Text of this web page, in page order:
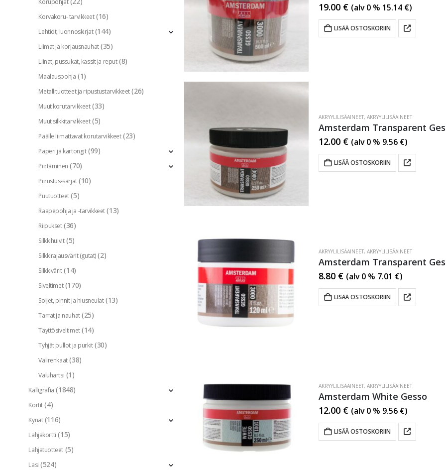
19.00 € (alv 0 % 15.14 €)
LISÄÄ OSTOSKORIIN
AKRYYLILISÄAINEET, AKRYYLILISÄAINEET
Amsterdam Transparent
12.00 € (alv 0 % 9.56 €)
LISÄÄ OSTOSKORIIN
AKRYYLILISÄAINEET, AKRYYLILISÄAINEET
Amsterdam Transparent
8.80 € (alv 0 % 7.01 €)
LISÄÄ OSTOSKORIIN
AKRYYLILISÄAINEET, AKRYYLILISÄAINEET
Amsterdam White Gesso
12.00 € (alv 0 % 9.56 €)
LISÄÄ OSTOSKORIIN
Korupohjat
Korvakoru- tarvikkeet (16)
Lehtiöt, luonnoskirjat (144)
Liimat ja korjausnauhat (35)
Liinat, pussukat, kassit ja reput (8)
Maalauspohja (1)
Metallituotteet ja ripustustarvikkeet (26)
Muut korutarvikkeet (33)
Muut silkkitarvikkeet (5)
Päälle liimattavat korutarvikkeet (23)
Paperi ja kartongit (99)
Piirtäminen (70)
Piirustus-sarjat (10)
Puutuotteet (5)
Raapepohja ja -tarvikkeet (13)
Riipukset (36)
Silkkihuivit (5)
Silkkirajausvärit (gutat) (2)
Silkkivärit (14)
Siveltimet (170)
Soljet, pinnit ja hiusneulat (13)
Tarrat ja nauhat (25)
Täyttösiveltimet (14)
Tyhjät pullot ja purkit (30)
Välirenkaat (38)
Valuhartsi (1)
Kalligrafia (1848)
Kortit (4)
Kynät (116)
Lahjakortti (15)
Lahjatuotteet (5)
Lasi (524)